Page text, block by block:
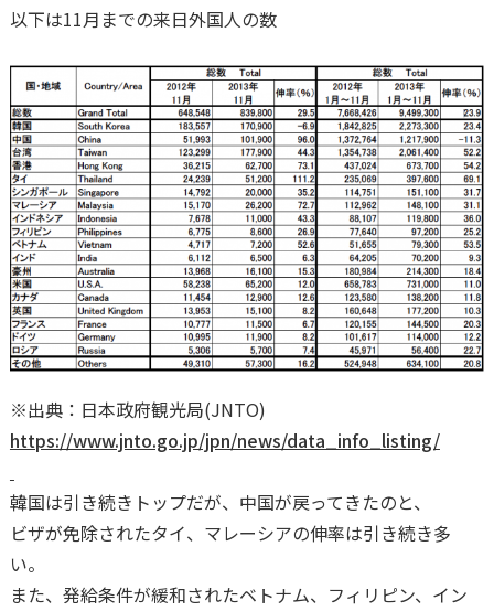
以下は11月までの来日外国人の数
※出典：日本政府観光局(JNTO)
https://www.jnto.go.jp/jpn/news/data_info_listing/
韓国は引き続きトップだが、中国が戻ってきたのと、
ビザが免除されたタイ、マレーシアの伸率は引き続き多
い。
また、発給条件が緩和されたベトナム、フィリピン、イン